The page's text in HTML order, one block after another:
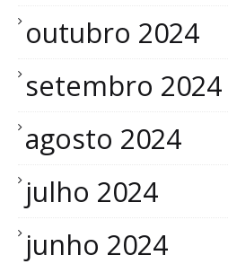
outubro 2024
setembro 2024
agosto 2024
julho 2024
junho 2024